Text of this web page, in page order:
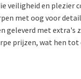
en plezier
met oog voor
geleverd met
prijzen, wat hen